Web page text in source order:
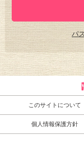
パ
このサイトについて
個人情報保護方針